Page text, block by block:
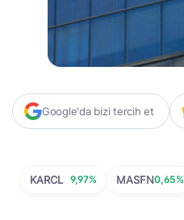
Google'da bizi tercih et
KARCL 9,97% MASFN0,65%